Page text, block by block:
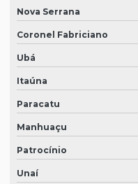
Nova Serrana
Coronel Fabriciano
Ubá
Itaúna
Paracatu
Manhuaçu
Patrocínio
Unaí